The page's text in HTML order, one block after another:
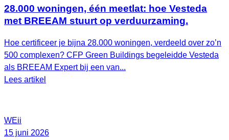
28.000 woningen, één meetlat: hoe Vesteda
met BREEAM stuurt op verduurzaming.
Hoe certificeer je bijna 28.000 woningen, verdeeld over zo’n
500 complexen? CFP Green Buildings begeleidde Vesteda
als BREEAM Expert bij een van...
Lees artikel
WEii
15 juni 2026